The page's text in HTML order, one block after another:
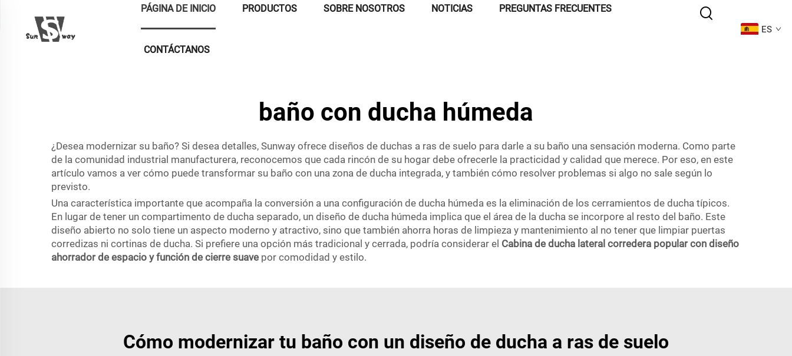
PÁGINA DE INICIO PRODUCTOS SOBRE NOSOTROS NOTICIAS PREGUNTAS FRECUENTES
CONTÁCTANOS
ES
baño con ducha húmeda
¿Desea modernizar su baño? Si desea detalles, Sunway ofrece diseños de duchas a ras de suelo para darle a su baño una sensación moderna. Como parte
de la comunidad industrial manufacturera, reconocemos que cada rincón de su hogar debe ofrecerle la practicidad y calidad que merece. Por eso, en este
artículo vamos a ver cómo puede transformar su baño con una zona de ducha integrada, y también cómo resolver problemas si algo no sale según lo
previsto.
Una característica importante que acompaña la conversión a una configuración de ducha húmeda es la eliminación de los cerramientos de ducha típicos.
En lugar de tener un compartimento de ducha separado, un diseño de ducha húmeda implica que el área de la ducha se incorpore al resto del baño. Este
diseño abierto no solo tiene un aspecto moderno y atractivo, sino que también ahorra horas de limpieza y mantenimiento al no tener que limpiar puertas
corredizas ni cortinas de ducha. Si prefiere una opción más tradicional y cerrada, podría considerar el Cabina de ducha lateral corredera popular con diseño
ahorrador de espacio y función de cierre suave por comodidad y estilo.
Cómo modernizar tu baño con un diseño de ducha a ras de suelo